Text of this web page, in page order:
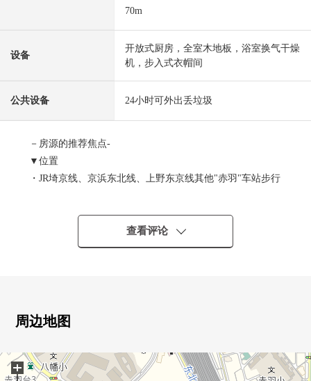
70m
设备
开放式厨房，全室木地板，浴室换气干燥
机，步入式衣帽间
公共设备 24小时可外出丢垃圾
－房源的推荐焦点-
▼位置
・JR埼京线、京浜东北线、上野东京线其他"赤羽"车站步行
・东京地铁南北线"赤羽岩渊"车站步行12分钟
・可以几个2车站路线使用
・防盗门完备
▼设备
・餐具冲洗烘干机
查看评论
周边地图
+